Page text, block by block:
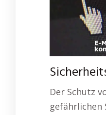
Der Schutz
gefährlichen